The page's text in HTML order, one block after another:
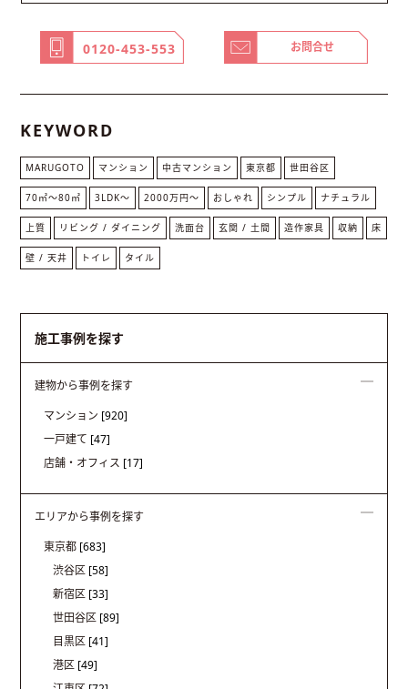
0120-453-553 お問合せ
KEYWORD
MARUGOTO マンション 中古マンション 東京都 世田谷区
70㎡〜80㎡ 3LDK〜 2000万円〜 おしゃれ シンプル ナチュラル
上質 リビング / ダイニング 洗面台 玄関 / 土間 造作家具 収納 床
壁 / 天井 トイレ タイル
施工事例を探す
建物から事例を探す
マンション [920]
一戸建て [47]
店舗・オフィス [17]
エリアから事例を探す
東京都 [683]
渋谷区 [58]
新宿区 [33]
世田谷区 [89]
目黒区 [41]
港区 [49]